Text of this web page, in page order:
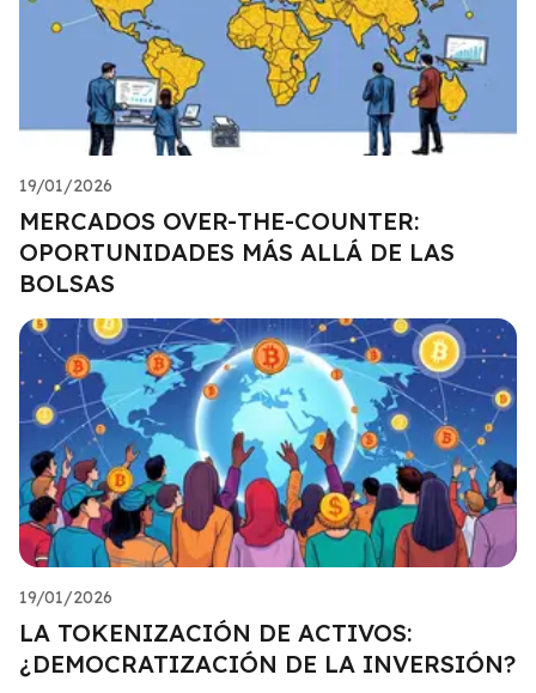
19/01/2026
MERCADOS OVER-THE-COUNTER:
OPORTUNIDADES MÁS ALLÁ DE LAS
BOLSAS
19/01/2026
LA TOKENIZACIÓN DE ACTIVOS:
¿DEMOCRATIZACIÓN DE LA INVERSIÓN?